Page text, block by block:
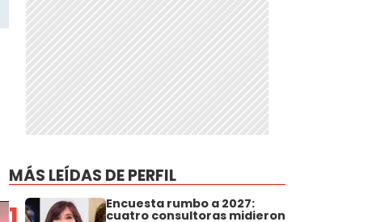
MÁS LEÍDAS DE PERFIL
Encuesta rumbo a 2027:
cuatro consultoras midieron